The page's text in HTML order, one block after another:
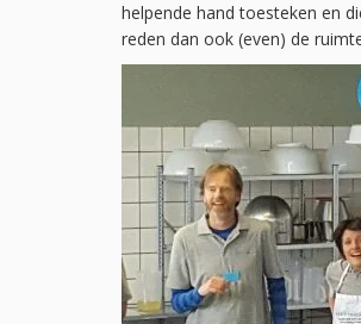
helpende hand toesteken en
reden dan ook (even) de